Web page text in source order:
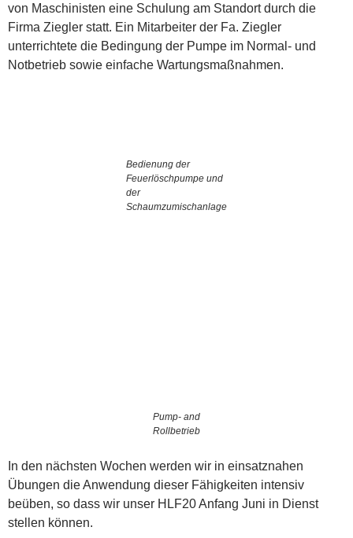
von Maschinisten eine Schulung am Standort durch die
Firma Ziegler statt. Ein Mitarbeiter der Fa. Ziegler
unterrichtete die Bedingung der Pumpe im Normal- und
Notbetrieb sowie einfache Wartungsmaßnahmen.
Bedienung der
Feuerlöschpumpe und
der
Schaumzumischanlage
Pump- and
Rollbetrieb
In den nächsten Wochen werden wir in einsatznahen
Übungen die Anwendung dieser Fähigkeiten intensiv
beüben, so dass wir unser HLF20 Anfang Juni in Dienst
stellen können.